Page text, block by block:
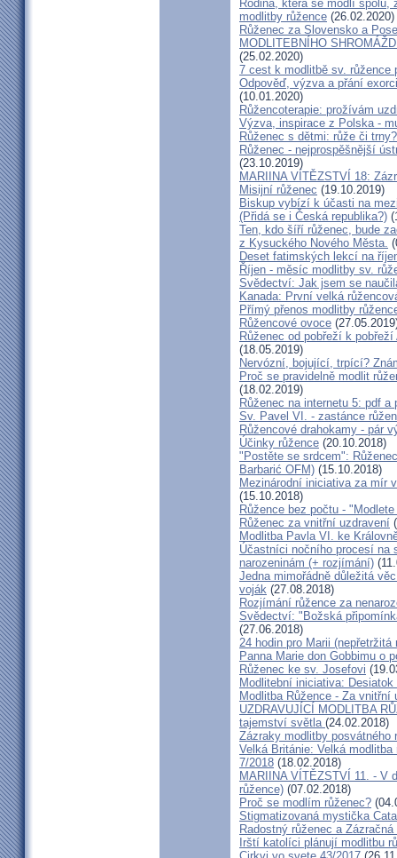
Rodina, která se modlí
modlitby růžence (26.02.2020)
Růženec za Slovensko a
MODLITEBNÍHO
(25.02.2020)
7 cest k modlitbě sv. růžence
Odpověď, výzva a přání
(10.01.2020)
Růžencoterapie: prožívám
Výzva, inspirace z Polska -
Růženec s dětmi: růže či trny?
Růženec - nejprospěšnější
(23.10.2019)
MARIINA VÍTĚZSTVÍ 18:
Misijní růženec (19.10.2019)
Biskup vybízí k účasti na
(Přidá se i Česká republika?)
Ten, kdo šíří růženec, bude
z Kysuckého Nového Města.
Deset fatimských lekcí na
Říjen - měsíc modlitby sv.
Svědectví: Jak jsem se
Kanada: První velká
Přímý přenos modlitby
Růžencové ovoce
Růženec od pobřeží k
(18.05.2019)
Nervózní, bojující, trpící?
Proč se pravidelně modlit
(18.02.2019)
Růženec na internetu 5: pdf a
Sv. Pavel VI. - zastánce
Růžencové drahokamy - pár
Účinky růžence (20.10.2018)
"Postěte se srdcem":
Barbarić OFM) (15.10.2018)
Mezinárodní iniciativa za mír
(15.10.2018)
Růžence bez počtu -
Růženec za vnitřní uzdravení
Modlitba Pavla VI. ke
Účastníci nočního procesí na
narozeninám (+ rozjímání)
Jedna mimořádně důležitá
voják (27.08.2018)
Rozjímání růžence za
Svědectví: "Božská
(27.06.2018)
24 hodin pro Marii
Panna Marie don Gobbimu o
Růženec ke sv. Josefovi
Modlitební iniciativa:
Modlitba Růžence - Za vnitřní
UZDRAVUJÍCÍ MODLITBA
tajemství světla (24.02.2018)
Zázraky modlitby posvátného
Velká Británie: Velká
7/2018 (18.02.2018)
MARIINA VÍTĚZSTVÍ 11. - V
růžence) (07.02.2018)
Proč se modlím růženec?
Stigmatizovaná mystička
Radostný růženec a Zázračná
Irští katolíci plánují modlitbu